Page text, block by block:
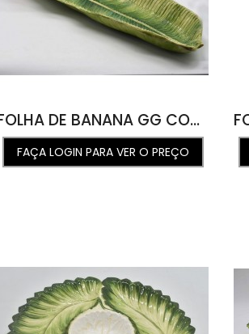
FOLHA DE BANANA GG COM ARARA 30L X 100C X 22A
FAÇA LOGIN PARA VER O PREÇO